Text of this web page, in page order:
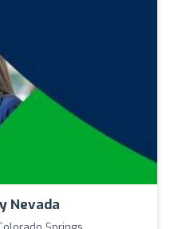
Nevada